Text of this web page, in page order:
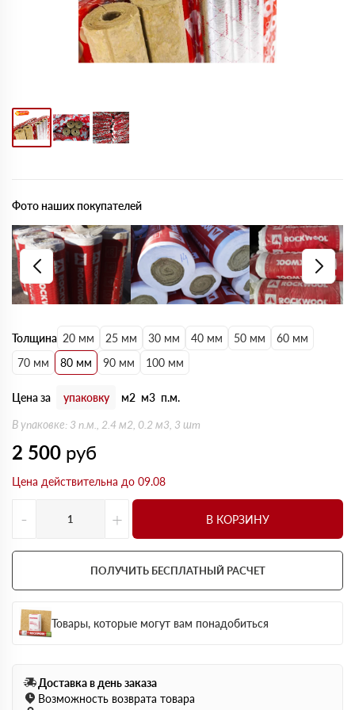
Толщина 20 мм 25 мм 30 мм 40 мм 50 мм
60 мм
70 мм
80 мм 90 мм 100 мм
Цена за упаковку м2 м3 п.м.
В упаковке: 3 п.м., 2.4 м2, 0.2 м3, 3 шт
2 500 руб
Цена действительна до 09.08
- + В КОРЗИНУ
ПОЛУЧИТЬ БЕСПЛАТНЫЙ РАСЧЕТ
Товары, которые могут вам понадобиться
Фото наших покупателей
Доставка в день заказа
Возможность возврата товара